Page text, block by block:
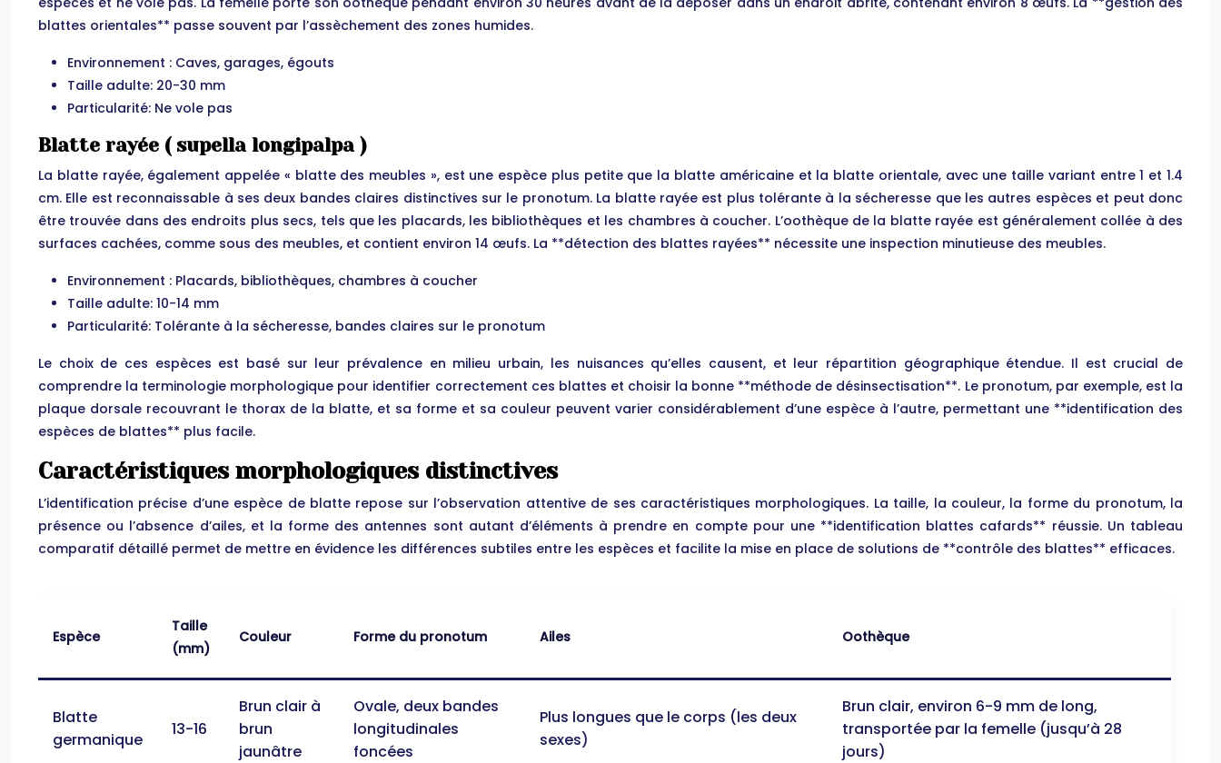
blattes orientales** passe souvent par l’assèchement des zones humides.
Environnement : Caves, garages, égouts
Taille adulte: 20-30 mm
Particularité: Ne vole pas
Blatte rayée ( supella longipalpa )
La blatte rayée, également appelée « blatte des meubles », est une espèce plus petite que la blatte américaine et la blatte orientale, avec une taille variant entre 1 et 1.4
cm. Elle est reconnaissable à ses deux bandes claires distinctives sur le pronotum. La blatte rayée est plus tolérante à la sécheresse que les autres espèces et peut donc
être trouvée dans des endroits plus secs, tels que les placards, les bibliothèques et les chambres à coucher. L’oothèque de la blatte rayée est généralement collée à des
surfaces cachées, comme sous des meubles, et contient environ 14 œufs. La **détection des blattes rayées** nécessite une inspection minutieuse des meubles.
Environnement : Placards, bibliothèques, chambres à coucher
Taille adulte: 10-14 mm
Particularité: Tolérante à la sécheresse, bandes claires sur le pronotum
Le choix de ces espèces est basé sur leur prévalence en milieu urbain, les nuisances qu’elles causent, et leur répartition géographique étendue. Il est crucial de
comprendre la terminologie morphologique pour identifier correctement ces blattes et choisir la bonne **méthode de désinsectisation**. Le pronotum, par exemple, est la
plaque dorsale recouvrant le thorax de la blatte, et sa forme et sa couleur peuvent varier considérablement d’une espèce à l’autre, permettant une **identification des
espèces de blattes** plus facile.
Caractéristiques morphologiques distinctives
L’identification précise d’une espèce de blatte repose sur l’observation attentive de ses caractéristiques morphologiques. La taille, la couleur, la forme du pronotum, la
présence ou l’absence d’ailes, et la forme des antennes sont autant d’éléments à prendre en compte pour une **identification blattes cafards** réussie. Un tableau
comparatif détaillé permet de mettre en évidence les différences subtiles entre les espèces et facilite la mise en place de solutions de **contrôle des blattes** efficaces.
Espèce
Taille
(mm)
Couleur Forme du pronotum Ailes Oothèque
Blatte
germanique
13-16
Brun clair à
brun
jaunâtre
Ovale, deux bandes
longitudinales
foncées
Plus longues que le corps (les deux
sexes)
Brun clair, environ 6-9 mm de long,
transportée par la femelle (jusqu’à 28
jours)